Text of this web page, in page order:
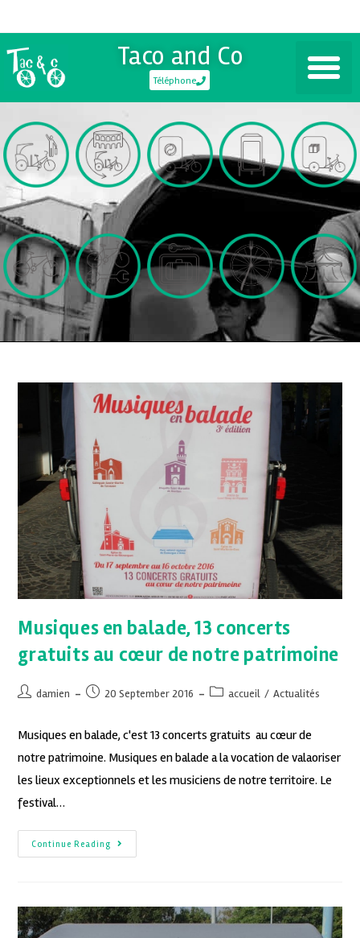
Taco and Co
Téléphone
Musiques en balade, 13 concerts
gratuits au cœur de notre patrimoine
damien 20 September 2016 accueil / Actualités
Musiques en balade, c'est 13 concerts gratuits au cœur de
notre patrimoine. Musiques en balade a la vocation de valaoriser
les lieux exceptionnels et les musiciens de notre territoire. Le
festival…
Continue Reading